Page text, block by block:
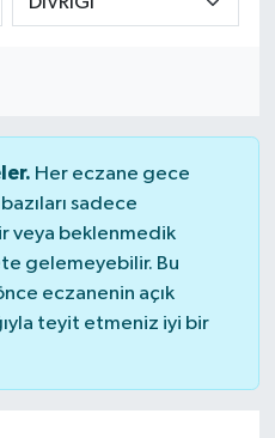
Her eczane gece
sadece
veya beklenmedik
gelemeyebilir. Bu
eczanenin açık
teyit etmeniz iyi bir